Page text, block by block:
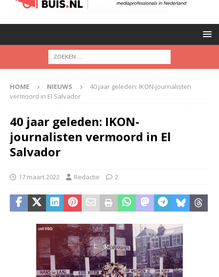
HOME NIEUWS
40 jaar geleden: IKON-journalisten
vermoord in El Salvador
40 jaar geleden: IKON-
journalisten vermoord in El
Salvador
17 maart 2022 Redactie 2